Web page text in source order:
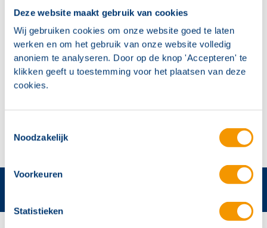
Deze website maakt gebruik van cookies
Wij gebruiken cookies om onze website goed te laten
werken en om het gebruik van onze website volledig
anoniem te analyseren. Door op de knop 'Accepteren' te
klikken geeft u toestemming voor het plaatsen van deze
cookies.
Noodzakelijk
Voorkeuren
Statistieken
Deel het beveiligingslek niet met anderen;
Maak geen actief misbruik van het beveiligingslek
en laat niet actief misbruik maken van het datalek.
Als dit toch gebeurt zal dit leiden tot mogelijke
aangifte.